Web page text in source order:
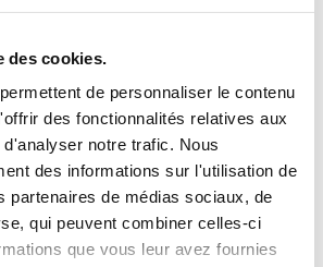
des cookies.
de personnaliser le contenu
des fonctionnalités relatives aux
notre trafic. Nous
des informations sur l'utilisation de
partenaires de médias sociaux, de
qui peuvent combiner celles-ci
que vous leur avez fournies